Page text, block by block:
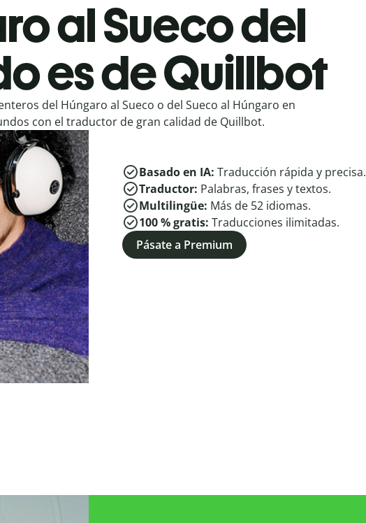
al Sueco del
es de Quillbot
del Húngaro al Sueco o del Sueco al Húngaro en
con el traductor de gran calidad de Quillbot.
Basado en IA: Traducción rápida y precisa.
Traductor: Palabras, frases y textos.
Multilingüe: Más de 52 idiomas.
100 % gratis: Traducciones ilimitadas.
Pásate a Premium